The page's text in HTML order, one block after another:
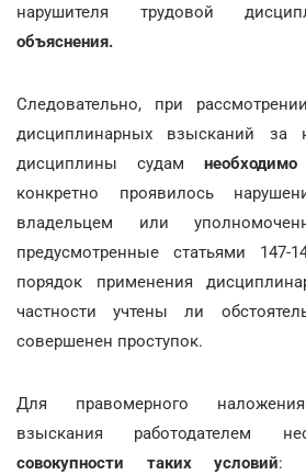
нарушителя трудовой
объяснения.
Следовательно, при
дисциплинарных взысканий за
дисциплины судам
конкретно проявилось
владельцем или
предусмотренные статьями
порядок применения
частности учтены ли
совершенен проступок.
Для правомерного наложения
взыскания работодателем
совокупности таких условий: